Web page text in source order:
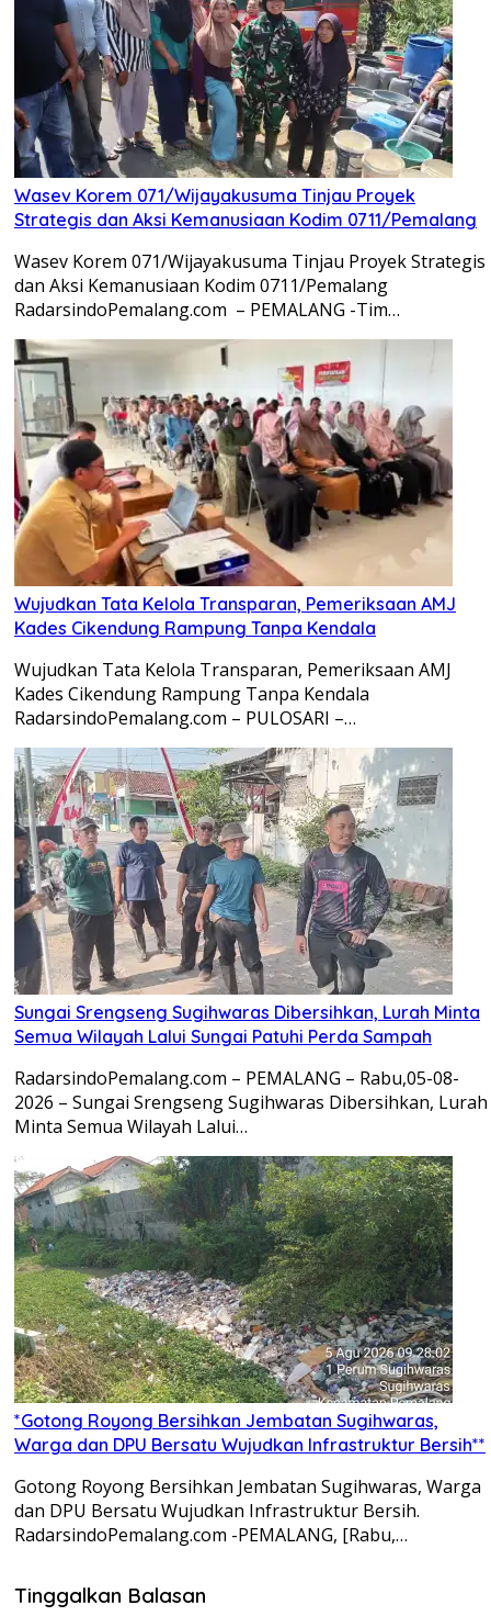
Wasev Korem 071/Wijayakusuma Tinjau Proyek
Strategis dan Aksi Kemanusiaan Kodim 0711/Pemalang
Wasev Korem 071/Wijayakusuma Tinjau Proyek Strategis
dan Aksi Kemanusiaan Kodim 0711/Pemalang
RadarsindoPemalang.com – PEMALANG -Tim…
Wujudkan Tata Kelola Transparan, Pemeriksaan AMJ
Kades Cikendung Rampung Tanpa Kendala
Wujudkan Tata Kelola Transparan, Pemeriksaan AMJ
Kades Cikendung Rampung Tanpa Kendala
RadarsindoPemalang.com – PULOSARI –…
Sungai Srengseng Sugihwaras Dibersihkan, Lurah Minta
Semua Wilayah Lalui Sungai Patuhi Perda Sampah
RadarsindoPemalang.com – PEMALANG – Rabu,05-08-
2026 – Sungai Srengseng Sugihwaras Dibersihkan, Lurah
Minta Semua Wilayah Lalui…
*Gotong Royong Bersihkan Jembatan Sugihwaras,
Warga dan DPU Bersatu Wujudkan Infrastruktur Bersih**
Gotong Royong Bersihkan Jembatan Sugihwaras, Warga
dan DPU Bersatu Wujudkan Infrastruktur Bersih.
RadarsindoPemalang.com -PEMALANG, [Rabu,…
Tinggalkan Balasan